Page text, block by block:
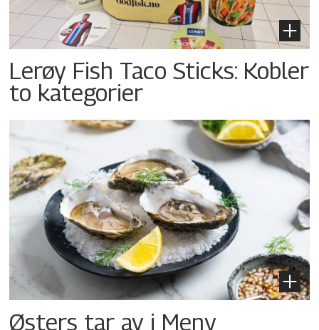
Lerøy Fish Taco Sticks: Kobler
to kategorier
Østers tar av i Meny